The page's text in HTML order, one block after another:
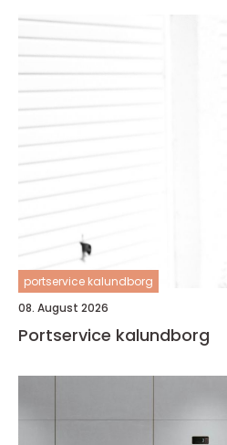
portservice kalundborg
08. August 2026
Portservice kalundborg